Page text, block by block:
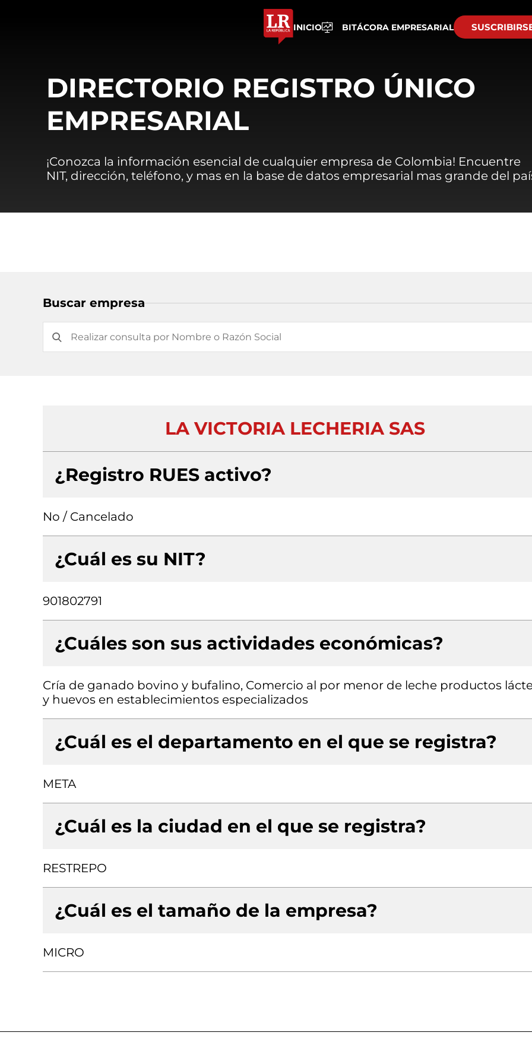
INICIO BITÁCORA EMPRESARIAL
DIRECTORIO REGISTRO ÚNICO
EMPRESARIAL
¡Conozca la información esencial de cualquier empresa de Colombia! Encuentre
NIT, dirección, teléfono, y mas en la base de datos empresarial mas grande del
Buscar empresa
LA VICTORIA LECHERIA SAS
¿Registro RUES activo?
No / Cancelado
¿Cuál es su NIT?
901802791
¿Cuáles son sus actividades económicas?
Cría de ganado bovino y bufalino, Comercio al por menor de leche productos
y huevos en establecimientos especializados
¿Cuál es el departamento en el que se registra?
META
¿Cuál es la ciudad en el que se registra?
RESTREPO
¿Cuál es el tamaño de la empresa?
MICRO